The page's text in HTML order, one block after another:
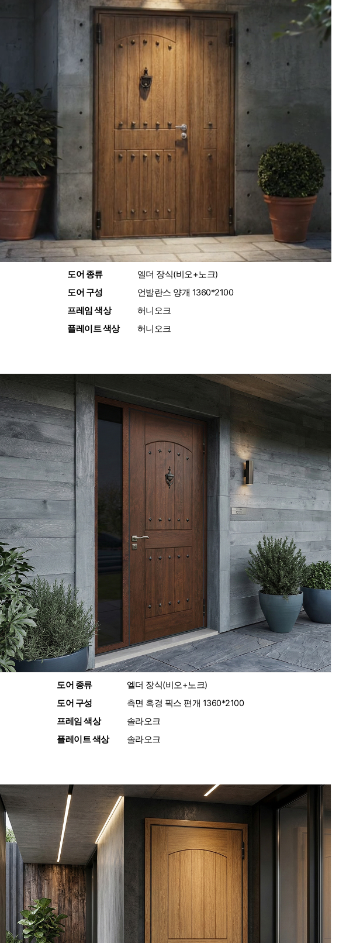
도어 종류
엘더 장식(비오+노크)
도어 구성
언발란스 양개 1360*2100
프레임 색상
허니오크
플레이트 색상
허니오크
도어 종류
엘더 장식(비오+노크)
도어 구성
측면 흑경 픽스 편개 1360*2100
프레임 색상
솔라오크
플레이트 색상
솔라오크